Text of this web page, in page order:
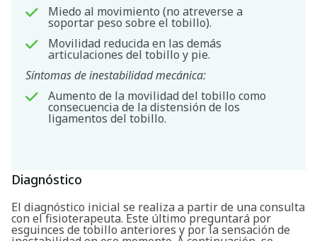
Buscar
Miedo al movimiento (no atreverse a
soportar peso sobre el tobillo).
Movilidad reducida en las demás
articulaciones del tobillo y pie.
Síntomas de inestabilidad mecánica:
Aumento de la movilidad del tobillo como
consecuencia de la distensión de los
ligamentos del tobillo.
Diagnóstico
El diagnóstico inicial se realiza a partir de una consulta
con el fisioterapeuta. Este último preguntará por
esguinces de tobillo anteriores y por la sensación de